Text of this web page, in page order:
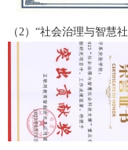
（2）“社会治理与智慧社